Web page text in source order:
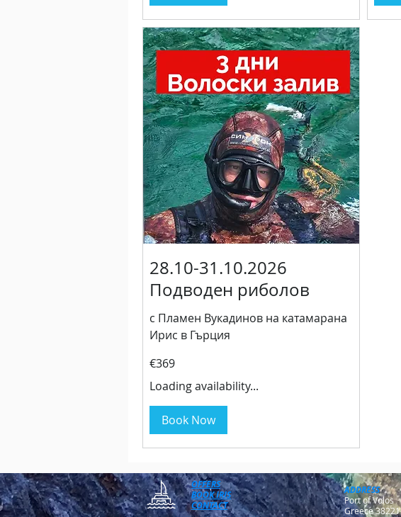
28.10-31.10.2026
Подводен риболов
с Пламен Вукадинов на катамарана
Ирис в Гърция
euros
€369
Loading availability...
Book Now
OFFERS
BOOK IRIS
CONTACT
ADDRESS
Port of Volos
Greece 38221